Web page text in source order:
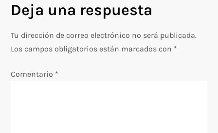
e
g
a
c
Deja una respuesta
Tu dirección de correo electrónico no será publicada.
Los campos obligatorios están marcados con *
Comentario *